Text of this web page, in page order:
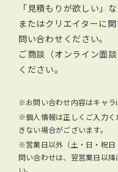
「見積もりが欲しい」
またはクリエイターに関
問い合わせください。
ご商談（オンライン面
ください。
※お問い合わせ内容はキャラ
※個人情報は正しくご入力く
きない場合がございます。
※営業日以外（土・日・祝日
問い合わせは、翌営業日以
い。